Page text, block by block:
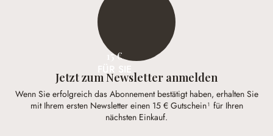
15 €
Jetzt zum Newsletter anmelden
Wenn Sie erfolgreich das Abonnement bestätigt haben, erhalten Sie
mit Ihrem ersten Newsletter einen 15 € Gutschein¹ für Ihren
nächsten Einkauf.